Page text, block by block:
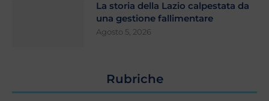
La storia della Lazio calpestata da
una gestione fallimentare
Agosto 5, 2026
Rubriche